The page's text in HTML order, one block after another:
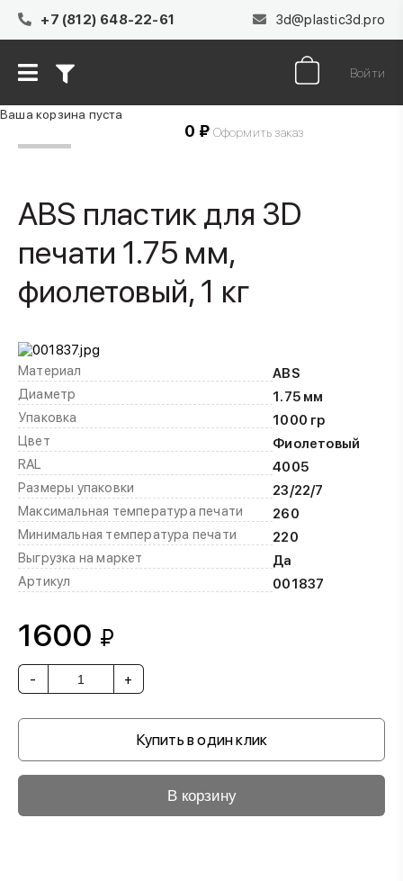
+7 (812) 648-22-61 3d@plastic3d.pro
Ваша корзина пуста
0 ₽ Оформить заказ
Войти
ABS пластик для 3D
печати 1.75 мм,
фиолетовый, 1 кг
Материал
ABS
Диаметр
1.75 мм
Упаковка
1000 гр
Цвет
Фиолетовый
RAL
4005
Размеры упаковки
23/22/7
Максимальная температура печати
260
Минимальная температура печати
220
Выгрузка на маркет
Да
Артикул
001837
1600 ₽
- +
Купить в один клик